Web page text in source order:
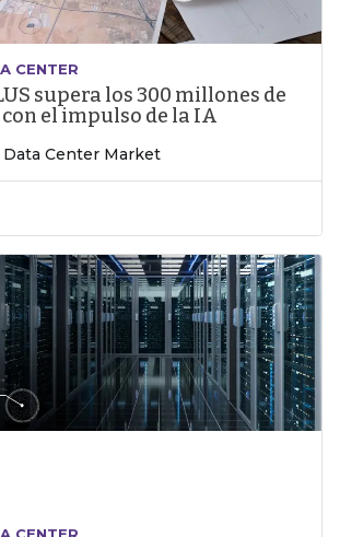
CENTER
supera los 300 millones de
el impulso de la IA
Data Center Market